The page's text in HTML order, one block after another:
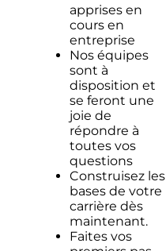
apprises en
cours en
entreprise
Nos équipes
sont à
disposition et
se feront une
joie de
répondre à
toutes vos
questions
Construisez les
bases de votre
carrière dès
maintenant.
Faites vos